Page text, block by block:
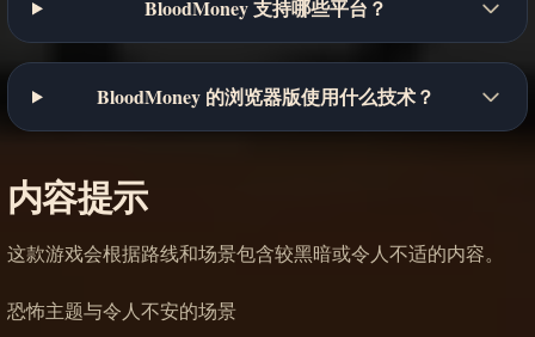
BloodMoney 支持哪些平台？
BloodMoney 的浏览器版使用什么技术？
内容提示
这款游戏会根据路线和场景包含较黑暗或令人不适的内容。
恐怖主题与令人不安的场景